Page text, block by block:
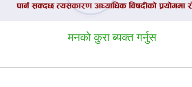
मनकाे कुरा ब्यक्त गर्नुस